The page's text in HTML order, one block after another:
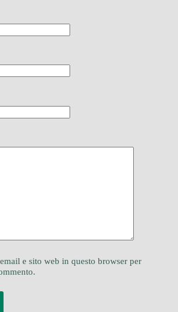
e sito web in questo browser per